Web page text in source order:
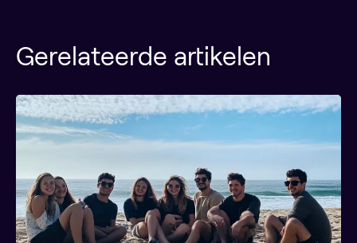
Gerelateerde artikelen